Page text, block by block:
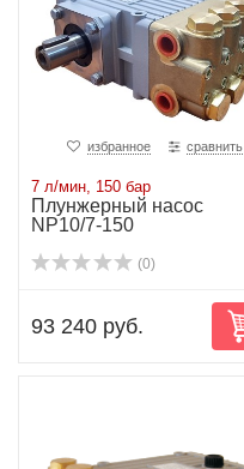
избранное сравнить
7 л/мин, 150 бар
Плунжерный насос
NP10/7-150
(0)
93 240 руб.